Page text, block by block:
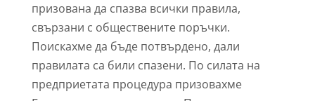
призована да спазва всички правила,
свързани с обществените поръчки.
Поискахме да бъде потвърдено, дали
правилата са били спазени. По силата на
предприетата процедура призовахме